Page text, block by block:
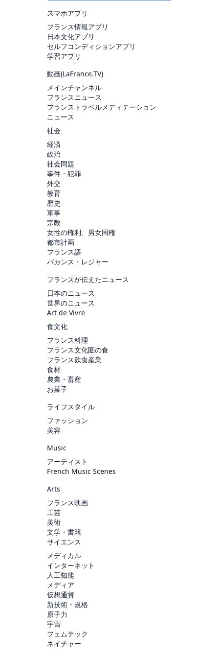
スマホアプリ
フランス情報アプリ
日本文化アプリ
セルフコンディションアプリ
学習アプリ
動画(LaFrance.TV)
メインチャンネル
フランスニュース
フランストラベルメディテーション
ニュース
社会
経済
政治
社会問題
事件・犯罪
外交
教育
歴史
軍事
宗教
女性の権利、男女同権
都市計画
フランス語
バカンス・レジャー
フランスが伝えたニュース
日本のニュース
世界のニュース
Art de Vivre
食文化
フランス料理
フランス文化圏の食
フランス飲食産業
食材
農業・畜産
お菓子
ライフスタイル
ファッション
美容
Music
アーティスト
French Music Scenes
Arts
フランス映画
工芸
美術
文学・書籍
サイエンス
メディカル
インターネット
人工知能
メディア
仮想通貨
新技術・規格
原子力
宇宙
フェムテック
ネイチャー